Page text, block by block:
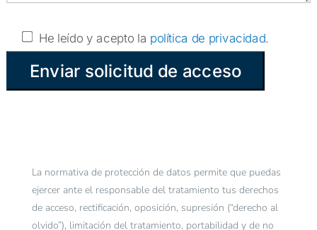
He leído y acepto la política de privacidad.
La normativa de protección de datos permite que puedas
ejercer ante el responsable del tratamiento tus derechos
de acceso, rectificación, oposición, supresión (“derecho al
olvido”), limitación del tratamiento, portabilidad y de no